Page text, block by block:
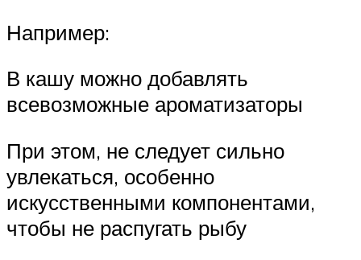
Например:
В кашу можно добавлять
всевозможные ароматизаторы
При этом, не следует сильно
увлекаться, особенно
искусственными компонентами,
чтобы не распугать рыбу